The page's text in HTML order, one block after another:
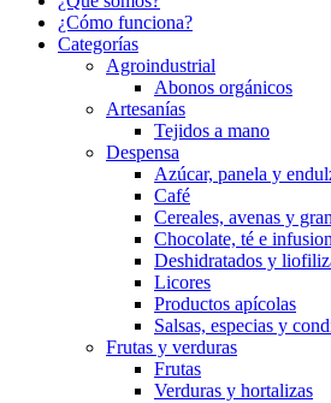
¿Cómo funciona?
Categorías
Agroindustrial
Abonos orgánicos
Artesanías
Tejidos a mano
Despensa
Azúcar, panela y
Café
Cereales, avenas y
Chocolate, té e
Deshidratados y
Licores
Productos apícolas
Salsas, especias y
Frutas y verduras
Frutas
Verduras y hortalizas